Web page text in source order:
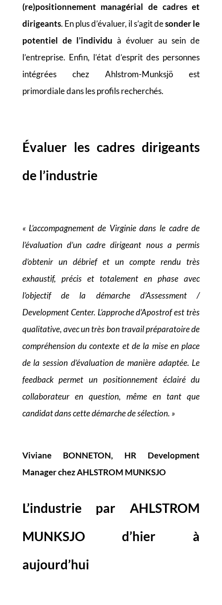
(re)positionnement managérial de cadres et
dirigeants. En plus d’évaluer, il s’agit desonder le
potentiel de l’individu à évoluer au sein de
l’entreprise. Enfin, l’état d’esprit des personnes
intégrées chez Ahlstrom-Munksjö est
primordiale dans les profils recherchés.
Évaluer les cadres dirigeants
de l’industrie
« L’accompagnement de Virginie dans le cadre de
l’évaluation d’un cadre dirigeant nous a permis
d’obtenir un débrief et un compte rendu très
exhaustif, précis et totalement en phase avec
l’objectif de la démarche d’Assessment /
Development Center. L’approche d’Apostrof est très
qualitative, avec un très bon travail préparatoire de
compréhension du contexte et de la mise en place
de la session d’évaluation de manière adaptée. Le
feedback permet un positionnement éclairé du
collaborateur en question, même en tant que
candidat dans cette démarche de sélection. »
Viviane BONNETON, HR Development
Manager chez AHLSTROM MUNKSJO
L’industrie par AHLSTROM
MUNKSJO d’hier à
aujourd’hui